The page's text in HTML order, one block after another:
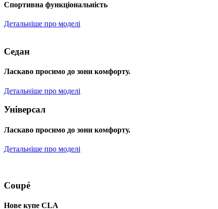
Спортивна функціональність
Детальніше про моделі
Седан
Ласкаво просимо до зони комфорту.
Детальніше про моделі
Універсал
Ласкаво просимо до зони комфорту.
Детальніше про моделі
Coupé
Нове купе CLA